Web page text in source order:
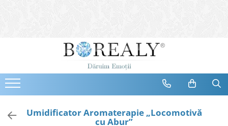
Bijuterii
Cercei
Bratari
ColiereUmidificator Aromaterapie „Locomotivă
cu Abur”